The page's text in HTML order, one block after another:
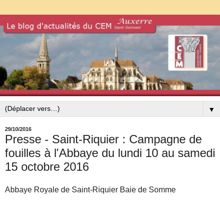
▼
29/10/2016
Presse - Saint-Riquier : Campagne de
fouilles à l'Abbaye du lundi 10 au samedi
15 octobre 2016
Abbaye Royale de Saint-Riquier Baie de Somme